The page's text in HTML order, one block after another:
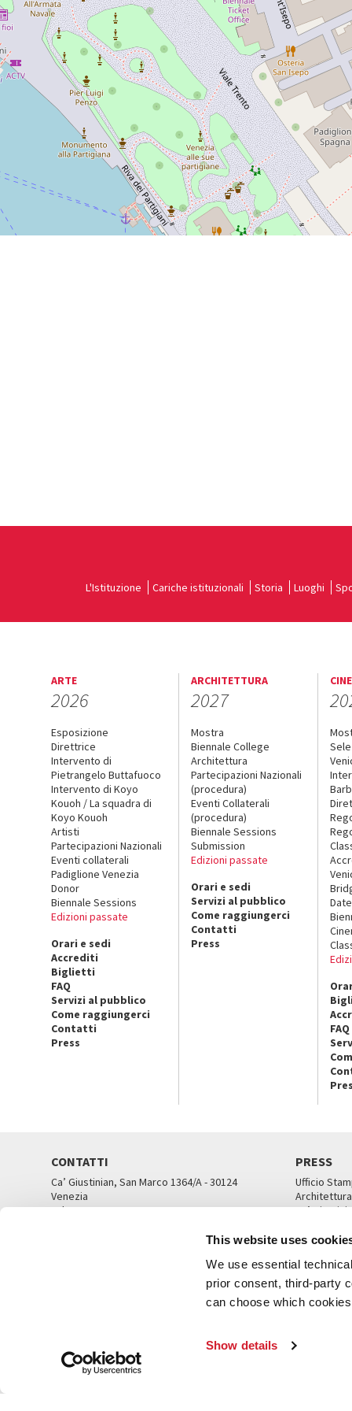
This website uses
We use essential
prior consent, third-party
can choose which
Show details
L'Istituzione Cariche istituzionali Storia Luoghi
ARTE
2026
Esposizione
Direttrice
Intervento di
Pietrangelo Buttafuoco
Intervento di Koyo
Kouoh / La squadra di
Koyo Kouoh
Artisti
Partecipazioni Nazionali
Eventi collaterali
Padiglione Venezia
Donor
Biennale Sessions
Edizioni passate
Orari e sedi
Accrediti
Biglietti
FAQ
Servizi al pubblico
Come raggiungerci
Contatti
Press
ARCHITETTURA
2027
Mostra
Biennale College
Architettura
Partecipazioni Nazionali
(procedura)
Eventi Collaterali
(procedura)
Biennale Sessions
Submission
Edizioni passate
Orari e sedi
Servizi al pubblico
Come raggiungerci
Contatti
Press
FAQ
CONTATTI
Ca’ Giustinian, San Marco 1364/A - 30124
Venezia
Tel. 041 5218711
PRESS
Ufficio
Architettura
Ca’
UFFICI